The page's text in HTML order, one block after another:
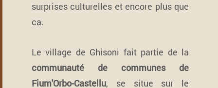
surprises culturelles et encore plus que
ca.
Le village de Ghisoni fait partie de la
communauté de communes de
Fium'Orbo-Castellu, se situe sur le